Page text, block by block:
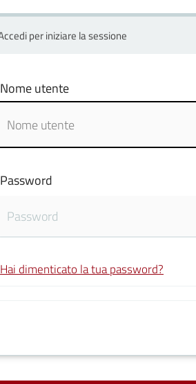
per iniziare la sessione
Nome utente
Password
Hai dimenticato la tua password?